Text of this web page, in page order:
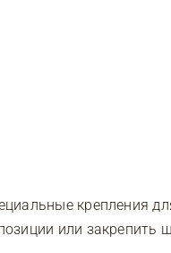
крепления
или закрепить